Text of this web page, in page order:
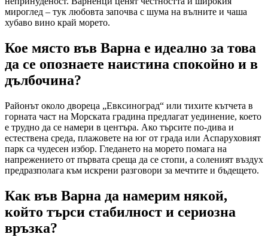
мироглед – тук любовта започва с шума на вълните и чаша
хубаво вино край морето.
Кое място във Варна е идеално за това
да се опознаете наистина спокойно и в
дълбочина?
Районът около двореца „Евксиноград“ или тихите кътчета в
горната част на Морската градина предлагат уединение, което
е трудно да се намери в центъра. Ако търсите по-дива и
естествена среда, плажовете на юг от града или Аспаруховият
парк са чудесен избор. Гледането на морето помага на
напрежението от първата среща да се стопи, а соленият въздух
предразполага към искрени разговори за мечтите и бъдещето.
Как във Варна да намерим някой,
който търси стабилност и сериозна
връзка?